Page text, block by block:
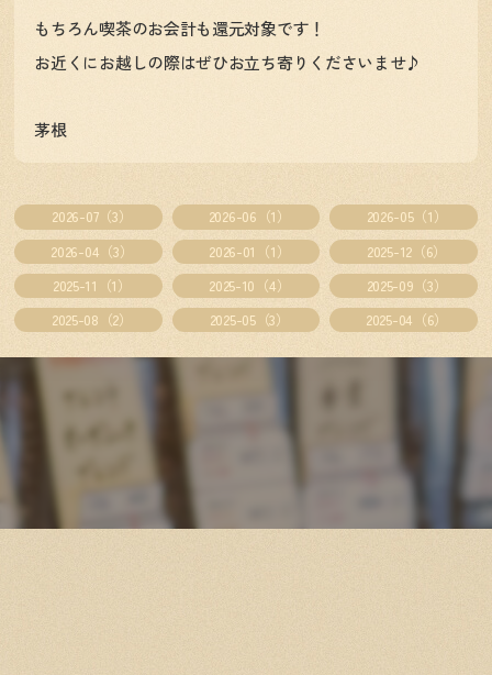
もちろん喫茶のお会計も還元対象です！
お近くにお越しの際はぜひお立ち寄りくださいませ♪
茅根
2026-07（3） 2026-06（1）
2026-05（1）
2026-04（3）
2026-01（1）
2025-12（6）
2025-11（1）
2025-10（4）
2025-09（3）
2025-08（2）
2025-05（3） 2025-04（6）